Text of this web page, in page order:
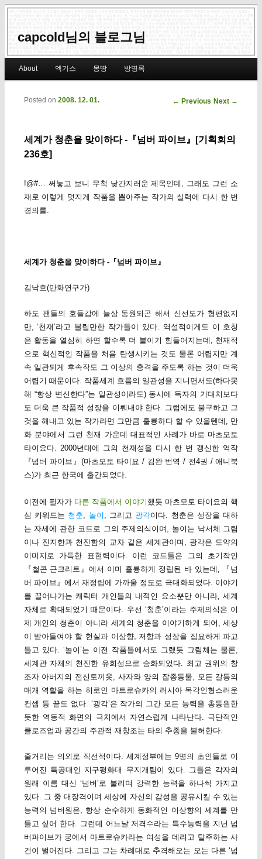
capcold님의 블로그님
Skip to primary content
Skip to secondary content
About 엑기스 몽땅 방명록
Post navigation
← Previous Next →
세계가 청춘을 맞이하다 -『넘버 파이브』[기획회의
236호]
Posted on 2008. 12. 01.
!@#… 써놓고 보니 무척 낮간지러운 제목인데, 그래도 그런 소
재로 이렇게 멋지게 작품을 뽑아주는 작가의 실력에 다시 한 번
경의를.
세계가 청춘을 맞이하다 -『넘버 파이브』
김낙호(만화연구가)
하도 팬들의 호들갑에 늘상 동원되곤 해서 신선도가 형편없지
만, ‘천재’라고 불릴만한 작가들이 있다. 역설적이게도 이 호칭
은 활동을 열심히 하면 할수록 더 붙이기 힘들어지는데, 천재적
으로 혁신적인 작품을 처음 탄생시키는 것도 물론 어렵지만 계
속 일관되게 후속작도 그 이상의 충격을 주도록 하는 것이 더욱
어렵기 때문이다. 작품세계 흐름의 일관성을 지니면서도(하다못
해 “항상 변신한다”는 일관성이라도) 동시에 독자의 기대치보다
도 더욱 큰 작품적 성장을 이뤄내야 한다. 그럼에도 불구하고 그
것을 해내고 있는 작가라면 그만큼 훌륭하다 할 수 있을텐데, 만
화 분야에서 그런 천재 가운데 대표적인 사례가 바로 마츠모토
타이요다. 2000년대에 그의 천재성을 다시 한 번 갱신한 역작
『넘버 파이브』(마츠모토 타이요 / 김완 번역 / 전4권 / 애니북
스)가 최근 한국에 출간되었다.
이전에 필자가 다른 작품에서 이야기했듯 마츠모토 타이요의 핵
심 키워드는 청춘, 놀이 , 그리고 광각이다. 청춘은 성장을 대하
는 자세에 관한 코드로 그의 주제의식이며, 놀이는 낙서체 그림
이나 진지한과 천진함의 교차 같은 세계관이며, 광각은 도약의
이미지로 가득한 표현력이다. 이런 코드들은 그의 초기작인
『철콘 근크리트』에서 이미 훌륭하게 정립된 바 있는데, 『넘
버 파이브』에서 재정립에 가까울 정도로 극대화되었다. 이야기
를 끌어나가는 캐릭터 개인들의 내적인 요소뿐만 아니라, 세계
자체로 확대되었기 때문이다. 우선 ‘청춘’이라는 주제의식은 이
제 개인의 청춘이 아니라 세계의 청춘을 이야기하게 되어, 세상
이 받아들여야 할 현실과 이상향, 저항과 성장을 집요하게 파고
들고 있다. ‘놀이’는 이전 작품들에서도 그랬듯 그림체는 물론,
세계관 자체의 천진한 유희성으로 승화되었다. 최고 권위의 창
조자 아버지의 전신토끼옷, 사자와 양의 잡종동물, 모든 갈등의
매개 역할을 하는 히로인 마트로슈카의 러시아 목각인형스러운
컨셉 등 끝도 없다. ‘광각’은 작가의 그간 모든 능력을 총동원한
듯한 역동적 화면의 극치에서 자연스럽게 나타난다. 극단적인
클로즈업과 공간의 주관적 재창조는 타의 추종을 불허한다.
줄거리는 의외로 직선적이다. 세계정부에는 9명의 초인들로 이
루어진 특공대인 지구평화대 무지개팀이 있다. 그들은 각자의
원래 이름 대신 ‘넘버’로 불리며 강력한 능력을 하나씩 가지고
있다. 그 중 대장격이며 세상에 자신의 감성을 공유시킬 수 있는
능력의 넘버원은, 항상 순수하게 동화적인 이상향의 세계를 만
들고 싶어 한다. 그런데 어느날 저격수라는 특수능력을 지닌 넘
버파이브가 궁에서 마트로슈카라는 여성을 데리고 탈주하는 사
건이 벌어진다. 그리고 그는 차례대로 추격해오는 오는 다른 ‘넘